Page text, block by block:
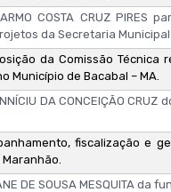
COSTA CRUZ
da Secretaria Municipal
da Comissão Técnica
Município de Bacabal – MA.
DA CONCEIÇÃO
fiscalização e
DE SOUSA MESQUITA